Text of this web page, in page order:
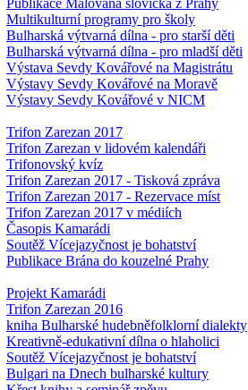
Publikace Malovaná slovíčka z Prahy
Multikulturní programy pro školy
Bulharská výtvarná dílna - pro starší děti
Bulharská výtvarná dílna - pro mladší děti
Výstava Sevdy Kovářové na Magistrátu
Výstavy Sevdy Kovářové na Moravě
Výstavy Sevdy Kovářové v NICM
Trifon Zarezan 2017
Trifon Zarezan v lidovém kalendáři
Trifonovský kvíz
Trifon Zarezan 2017 - Tisková zpráva
Trifon Zarezan 2017 - Rezervace míst
Trifon Zarezan 2017 v médiích
Časopis Kamarádi
Soutěž Vícejazyčnost je bohatství
Publikace Brána do kouzelné Prahy
Projekt Kamarádi
Trifon Zarezan 2016
kniha Bulharské hudebněfolklorní dialekty
Kreativně-edukativní dílna o hlaholici
Soutěž Vícejazyčnost je bohatství
Bulgari na Dnech bulharské kultury